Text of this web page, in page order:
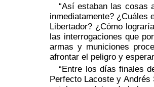
“Así estaban las cosas
inmediatamente? ¿Cuáles
Libertador? ¿Cómo
las interrogaciones que
armas y municiones
afrontar el peligro y
“Entre los días finales
Perfecto Lacoste y